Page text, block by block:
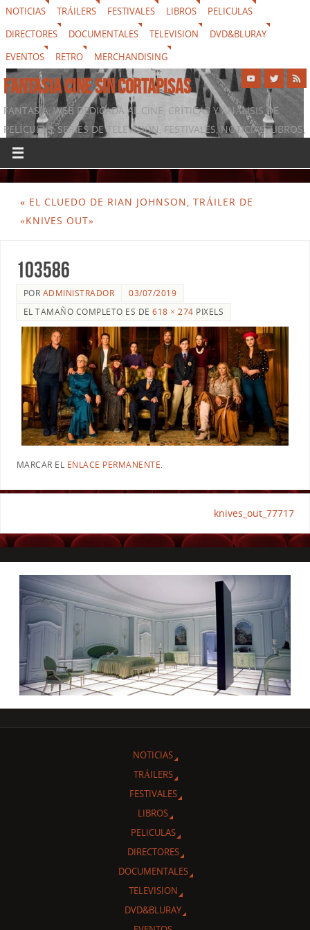
NOTICIAS TRÁILERS FESTIVALES LIBROS
PELICULAS
DIRECTORES
DOCUMENTALES TELEVISION
DVD&BLURAY
EVENTOS
RETRO MERCHANDISING
FANTASIA CINE SIN CORTAPISAS
FANTASIA, WEB DEDICADA AL CINE, CRÍTICAS Y ANÁLISIS DE
PELÍCULAS, SERIES DE TELEVISIÓN, FESTIVALES, NOTICIAS, LIBROS,
DVD & BLURAY, MERCHANDISING Y TODO LO QUE RODEA AL
SÉPTIMO ARTE
« EL CLUEDO DE RIAN JOHNSON, TRÁILER DE
«KNIVES OUT»
103586
POR ADMINISTRADOR
03/07/2019
EL TAMAÑO COMPLETO ES DE618 × 274 PIXELS
MARCAR EL ENLACE PERMANENTE.
knives_out_77717
NOTICIAS
TRÁILERS
FESTIVALES
LIBROS
PELICULAS
DIRECTORES
DOCUMENTALES
TELEVISION
DVD&BLURAY